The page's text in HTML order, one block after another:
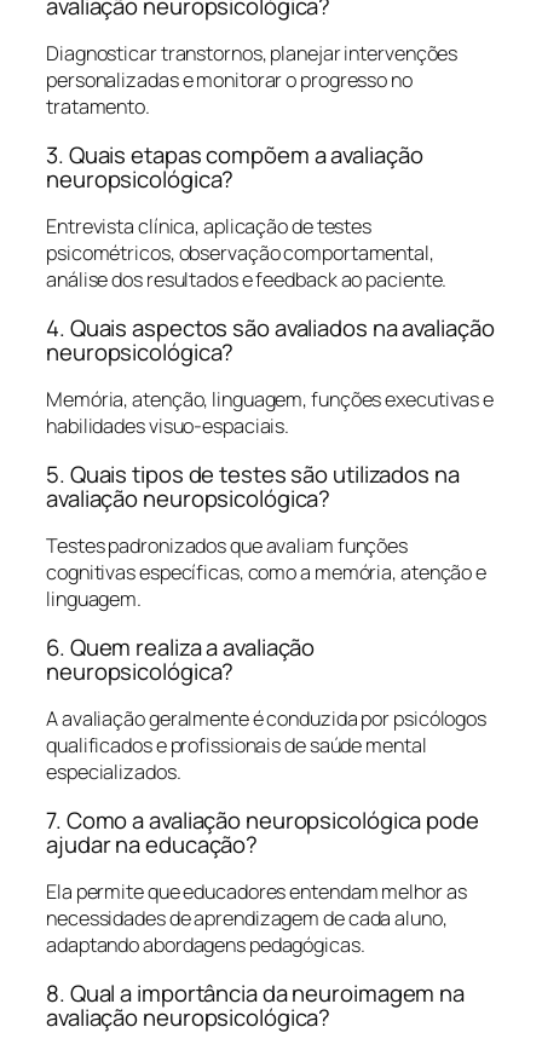
Diagnosticar transtornos, planejar intervenções
personalizadas e monitorar o progresso no
tratamento.
3. Quais etapas compõem a avaliação
neuropsicológica?
Entrevista clínica, aplicação de testes
psicométricos, observação comportamental,
análise dos resultados e feedback ao paciente.
4. Quais aspectos são avaliados na avaliação
neuropsicológica?
Memória, atenção, linguagem, funções executivas e
habilidades visuo-espaciais.
5. Quais tipos de testes são utilizados na
avaliação neuropsicológica?
Testes padronizados que avaliam funções
cognitivas específicas, como a memória, atenção e
linguagem.
6. Quem realiza a avaliação
neuropsicológica?
A avaliação geralmente é conduzida por psicólogos
qualificados e profissionais de saúde mental
especializados.
7. Como a avaliação neuropsicológica pode
ajudar na educação?
Ela permite que educadores entendam melhor as
necessidades de aprendizagem de cada aluno,
adaptando abordagens pedagógicas.
8. Qual a importância da neuroimagem na
avaliação neuropsicológica?